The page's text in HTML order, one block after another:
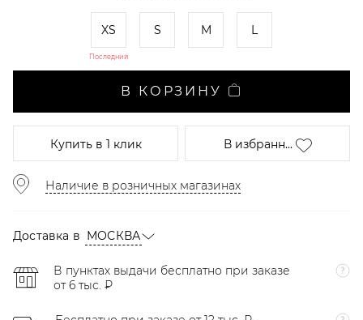
XS
Последний
S M L
В КОРЗИНУ
Купитьв 1 клик В избранн...
Наличие в розничных магазинах
Доставка в МОСКВА
В пунктах выдачи бесплатно при заказе
от 6 тыс. ₽